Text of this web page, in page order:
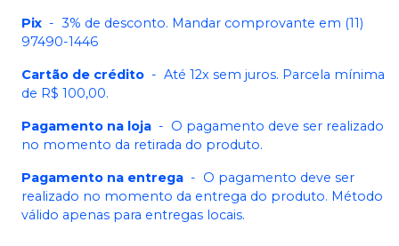
Pix - 3% de desconto. Mandar comprovante em (11)
97490-1446
Cartão de crédito - Até 12x sem juros. Parcela mínima
de R$ 100,00.
Pagamento na loja - O pagamento deve ser realizado
no momento da retirada do produto.
Pagamento na entrega - O pagamento deve ser
realizado no momento da entrega do produto. Método
válido apenas para entregas locais.